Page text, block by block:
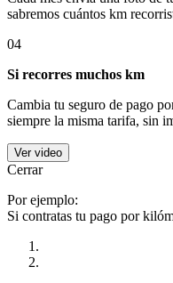
sabremos cuántos km
04
Si recorres muchos km
Cambia tu seguro de pago
siempre la misma tarifa, sin
Ver video
Cerrar
Por ejemplo:
Si contratas tu pago por